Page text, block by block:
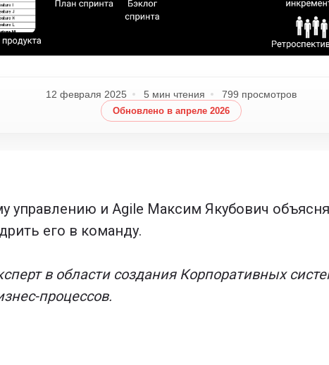
12 февраля 2025 5 мин чтения 799 просмотров
Обновлено в апреле 2026
управлению и Agile Максим Якубович
его в команду.
в области создания Корпоративных
процессов.